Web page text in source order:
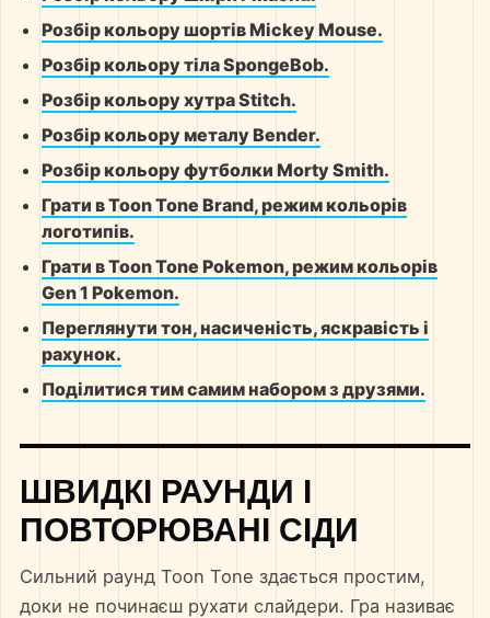
Розбір кольору шортів Mickey Mouse.
Розбір кольору тіла SpongeBob.
Розбір кольору хутра Stitch.
Розбір кольору металу Bender.
Розбір кольору футболки Morty Smith.
Грати в Toon Tone Brand, режим кольорів
логотипів.
Грати в Toon Tone Pokemon, режим кольорів
Gen 1 Pokemon.
Переглянути тон, насиченість, яскравість і
рахунок.
Поділитися тим самим набором з друзями.
ШВИДКІ РАУНДИ І
ПОВТОРЮВАНІ СІДИ
Сильний раунд Toon Tone здається простим,
доки не починаєш рухати слайдери. Гра називає